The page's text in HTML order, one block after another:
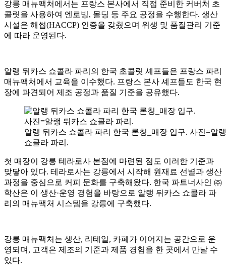
강릉 매뉴팩처에서는 프랑스 본사에서 직접 준비한 커버처 초
콜릿을 사용하여 엔로빙, 몰딩 등 주요 공정을 수행한다. 생산
시설은 해썹(HACCP) 인증을 갖췄으며 위생 및 품질관리 기준
에 따라 운영된다.
알랭 뒤카스 쇼콜라 파리의 한국 초콜릿 셰프들은 프랑스 파리
매뉴팩처에서 교육을 이수했다. 프랑스 본사 셰프들도 한국 현
장에 파견되어 제조 공정과 품질 기준을 공유했다.
알랭 뒤카스 쇼콜라 파리 한국 론칭_매장 입구. 사진=알
쇼콜라 파리.
첫 매장이 강릉 테라로사 본점에 마련된 점도 이러한 기준과
맞닿아 있다. 테라로사는 강릉에서 시작해 원재료 선별과 생산
과정을 중심으로 커피 문화를 구축해왔다. 한국 파트너사인 ㈜
학산은 이 생산·운영 경험을 바탕으로 알랭 뒤카스 쇼콜라 파
리의 매뉴팩처 시스템을 강릉에 구축했다.
강릉 매뉴팩처는 생산, 리테일, 카페가 이어지는 공간으로 운
영되며, 고객은 제조의 기준과 제품 경험을 한 곳에서 만날 수
있다.